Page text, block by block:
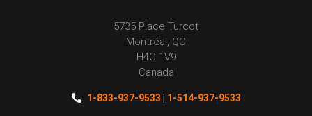
5735 Place Turcot
Montréal, QC
H4C 1V9
Canada
1-833-937-9533 1-514-937-9533